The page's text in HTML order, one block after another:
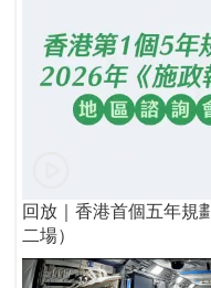
回放｜香港首個五年規
二場）